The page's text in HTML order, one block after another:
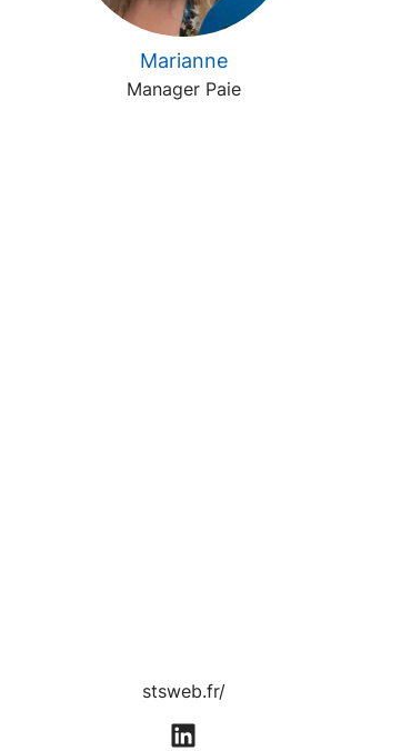
Marianne
Manager Paie
stsweb.fr/